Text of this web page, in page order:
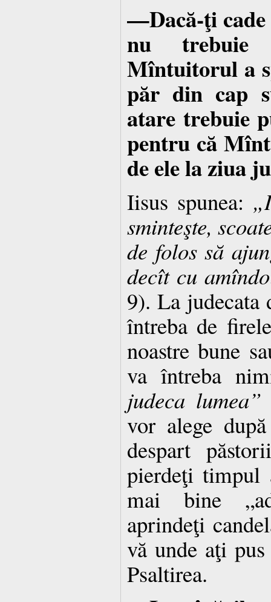
—Dacă-ţi
nu trebuie
Mîntuitorul a
păr din cap
atare trebuie
pentru că
de ele la ziua
Iisus spunea:
sminteşte,
de folos să
decît cu
9). La judecata
întreba de
noastre bune
va întreba
judeca
vor alege
despart
pierdeţi timpul
mai bine
aprindeţi
vă unde aţi
Psaltirea.